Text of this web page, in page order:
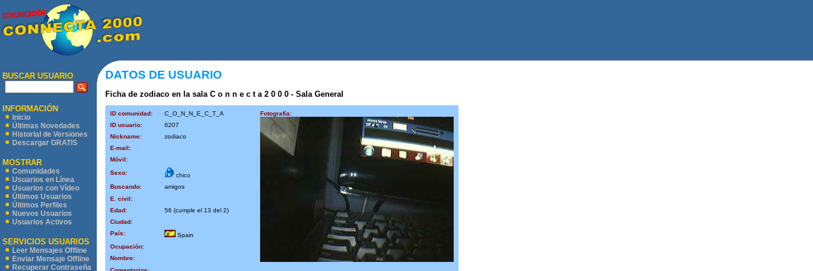
BUSCAR USUARIO
INFORMACIÓN
Inicio
Últimas Novedades
Historial de Versiones
Descargar GRATIS
MOSTRAR
Comunidades
Usuarios en Línea
Usuarios con Vídeo
Últimos Usuarios
Últimos Perfiles
Nuevos Usuarios
Usuarios Activos
SERVICIOS USUARIOS
Leer Mensajes Offline
Enviar Mensaje Offline
Recuperar Contraseña
DATOS DE USUARIO
Ficha de zodiaco en la sala C o n n e c t a 2 0 0 0 - Sala General
ID comunidad: C_O_N_N_E_C_T_A
Fotografía:
ID usuario:
6207
Nickname:
zodiaco
E-mail:
Móvil:
Sexo:
chico
Buscando:
amigos
E. civil:
Edad:
56 (cumple el 13 del 2)
Ciudad:
País:
Spain
Ocupación:
Nombre: